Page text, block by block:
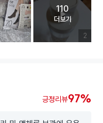
리뷰 이
2
고객 리뷰
110
더보기
긍정리뷰97%